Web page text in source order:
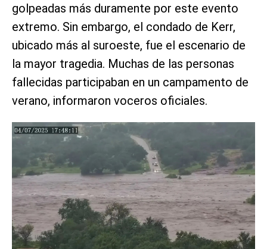
golpeadas más duramente por este evento
extremo. Sin embargo, el condado de Kerr,
ubicado más al suroeste, fue el escenario de
la mayor tragedia. Muchas de las personas
fallecidas participaban en un campamento de
verano, informaron voceros oficiales.